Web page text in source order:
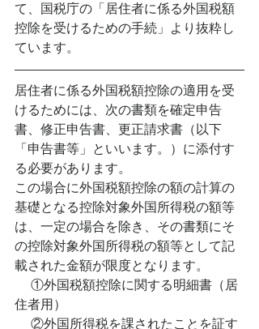
て、国税庁の「居住者に係る外国税額
控除を受けるための手続」より抜粋し
ています。
居住者に係る外国税額控除の適用を受
けるためには、次の書類を確定申告
書、修正申告書、更正請求書（以下
「申告書等」といいます。）に添付す
る必要があります。
この場合に外国税額控除の額の計算の
基礎となる控除対象外国所得税の額等
は、一定の場合を除き、その書類にそ
の控除対象外国所得税の額等として記
載された金額が限度となります。
住者用）